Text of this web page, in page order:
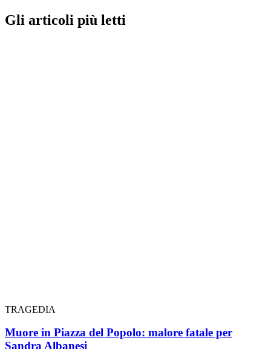
Gli articoli più letti
TRAGEDIA
Muore in Piazza del Popolo: malore fatale per
Sandra Albanesi